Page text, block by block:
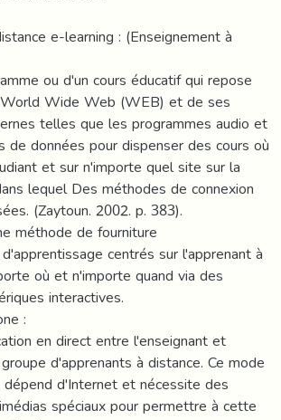
e-learning : (Enseignement à
ou d'un cours éducatif qui repose
Wide Web (WEB) et de ses
telles que les programmes audio et
données pour dispenser des cours où
et sur n'importe quel site sur la
lequel Des méthodes de connexion
(Zaytoun. 2002. p. 383).
méthode de fourniture
centrés sur l'apprenant à
où et n'importe quand via des
interactives.
:
en direct entre l'enseignant et
d'apprenants à distance. Ce mode
dépend d'Internet et nécessite des
spéciaux pour permettre à cette